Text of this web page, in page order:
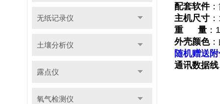
无纸记录仪
土壤分析仪
露点仪
氧气检测仪
配套软件
主机尺寸
重 量
外壳颜色
随机赠送
通讯数据